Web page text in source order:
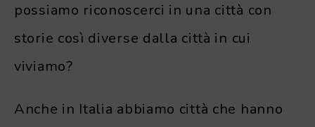
possiamo riconoscerci in una città con
storie così diverse dalla città in cui
viviamo?
Anche in Italia abbiamo città che hanno